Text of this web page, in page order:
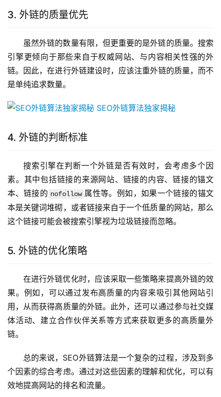
3. 外链的质量优先
虽然外链的数量有限，但更重要的是外链的质量。搜索
引擎更倾向于那些来自于权威网站、与内容相关性强的外
链。因此，在进行外链建设时，应该注重外链的质量，而不
是单纯追求数量。
4. 外链的判断标准
搜索引擎在判断一个外链是否有效时，会考虑多个因
素。其中包括链接的来源网站、链接的内容、链接的锚文
本、链接的 nofollow 属性等。例如，如果一个链接的锚文
本是关键词堆砌，或者链接来自于一个低质量的网站，那么
这个链接可能会被搜索引擎视为垃圾链接而忽略。
5. 外链的优化策略
在进行外链优化时，应该采取一些策略来提高外链的效
果。例如，可以通过发布高质量的内容来吸引其他网站引
用，从而获得高质量的外链。此外，还可以通过参与社交媒
体活动、建立合作伙伴关系等方式来获取更多的高质量外
链。
总的来说，SEO外链算法是一个复杂的过程，涉及到多
个因素的综合考虑。通过对这些因素的理解和优化，可以有
效地提高网站的排名和流量。